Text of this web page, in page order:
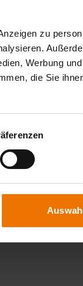
zu
Werbung
die Sie
Lehrgängen
werden.
Bitte prüfen